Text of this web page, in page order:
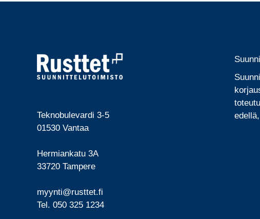
Teknobulevardi 3-5
01530 Vantaa
Hermiankatu 3A
33720 Tampere
myynti@rusttet.fi
Tel. 050 325 1234